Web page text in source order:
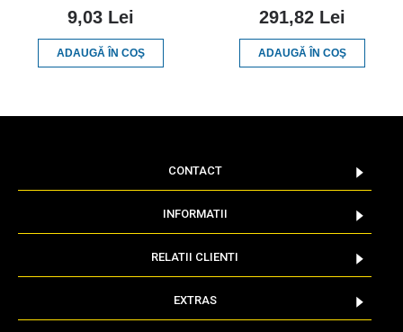
9,03 Lei
ADAUGĂ ÎN COŞ
291,82 Lei
ADAUGĂ ÎN COŞ
CONTACT
INFORMATII
RELATII CLIENTI
EXTRAS